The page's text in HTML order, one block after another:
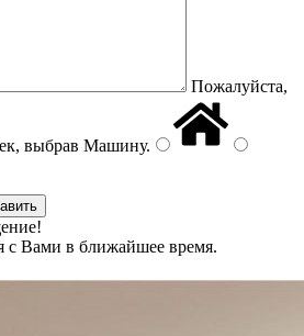
Пожалуйста,
выбрав Машину.
с Вами в ближайшее время.